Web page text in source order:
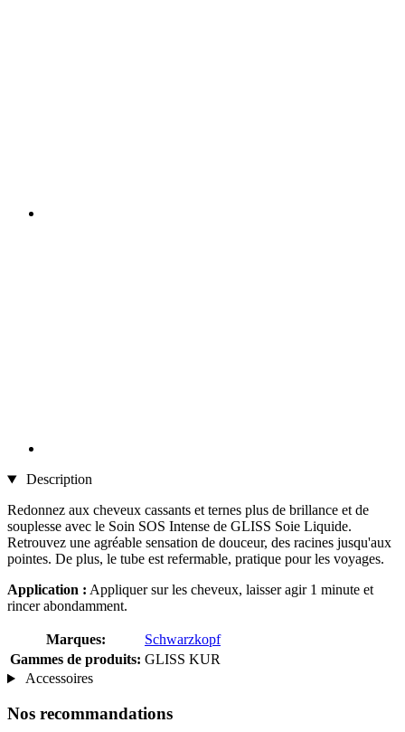
Description
Redonnez aux cheveux cassants et ternes plus de brillance et de
souplesse avec le Soin SOS Intense de GLISS Soie Liquide.
Retrouvez une agréable sensation de douceur, des racines jusqu'aux
pointes. De plus, le tube est refermable, pratique pour les voyages.
Application : Appliquer sur les cheveux, laisser agir 1 minute et
rincer abondamment.
Marques:
Schwarzkopf
Gammes de produits: GLISS KUR
Accessoires
Nos recommandations